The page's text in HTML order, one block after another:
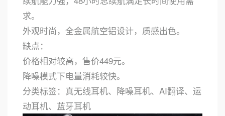
求。
外观时尚，全金属航空铝设计，质感出色。
缺点：
价格相对较高，售价449元。
降噪模式下电量消耗较快。
分类标签：真无线耳机、降噪耳机、AI翻译、运
动耳机、蓝牙耳机